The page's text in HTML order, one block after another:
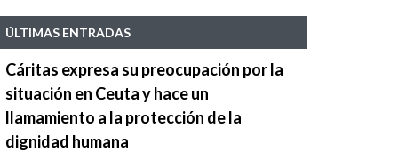
ÚLTIMAS ENTRADAS
Cáritas expresa su preocupación por la
situación en Ceuta y hace un
llamamiento a la protección de la
dignidad humana